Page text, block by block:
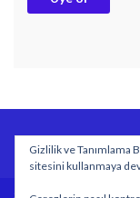
BİYOLOJİ
Sitemizde yayımlanan
Gizlilik ve Tanımlama
sitesini kullanmaya